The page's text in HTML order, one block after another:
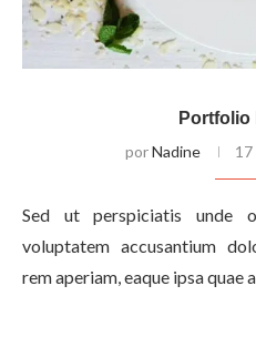
Portfolio
porNadine
Sed ut perspiciatis unde
voluptatem accusantium
rem aperiam, eaque ipsa quae